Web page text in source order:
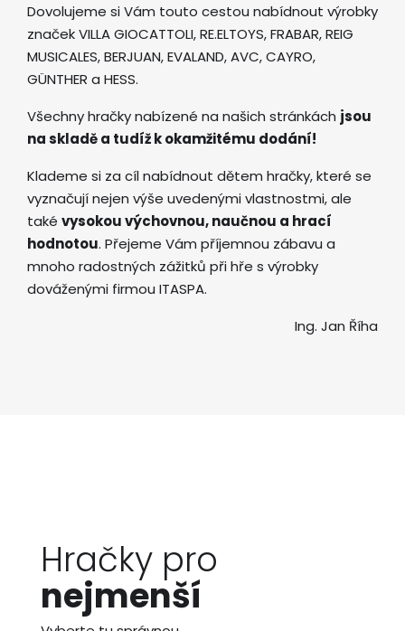
Dovolujeme si Vám touto cestou nabídnout výrobky
značek VILLA GIOCATTOLI, RE.ELTOYS, FRABAR, REIG
MUSICALES, BERJUAN, EVALAND, AVC, CAYRO,
GÜNTHER a HESS.
Všechny hračky nabízené na našich stránkách jsou
na skladě a tudíž k okamžitému dodání!
Klademe si za cíl nabídnout dětem hračky, které se
vyznačují nejen výše uvedenými vlastnostmi, ale
také vysokou výchovnou, naučnou a hrací
hodnotou. Přejeme Vám příjemnou zábavu a
mnoho radostných zážitků při hře s výrobky
dováženými firmou ITASPA.
Ing. Jan Říha
Hračky pro
nejmenší